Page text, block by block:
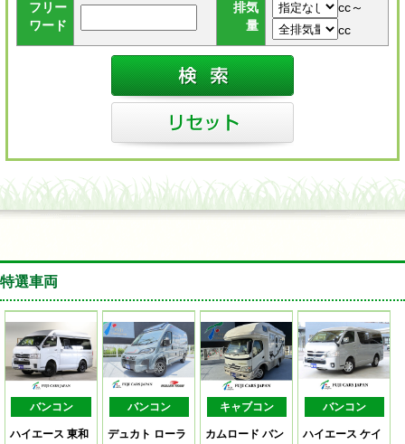
フリー
ワード
排気
量
cc～
cc
特選車両
バンコン
ハイエース 東和
バンコン
デュカト ローラ
キャブコン
カムロード バン
バンコン
ハイエース ケイ